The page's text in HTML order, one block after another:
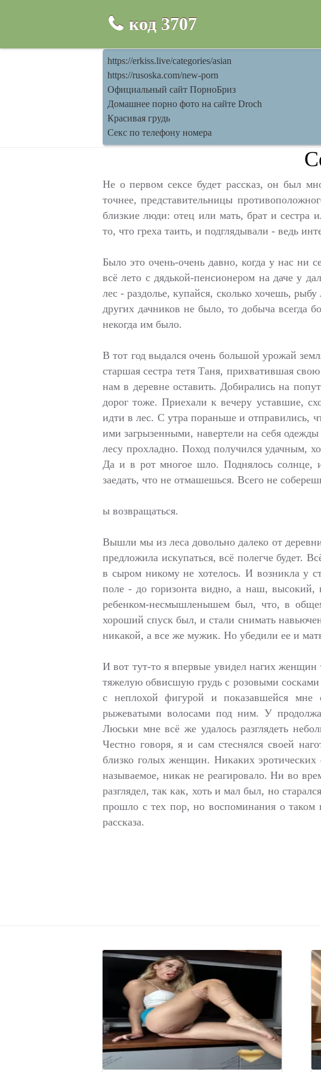
код 3707
https://erkiss.live/categories/asian
https://rusoska.com/new-porn
Официальный сайт ПорноБриз
Домашнее порно фото на сайте Droch
Красивая грудь
Секс по телефону номера
Не о первом сексе будет рассказ, он был
точнее, представительницы
близкие люди: отец или мать, брат и сестра
то, что греха таить, и подглядывали - ведь
Было это очень-очень давно, когда у нас
всё лето с дядькой-пенсионером на даче у
лес - раздолье, купайся, сколько хочешь,
других дачников не было, то добыча всегда
некогда им было.
В тот год выдался очень большой урожай
старшая сестра тетя Таня, прихватившая
нам в деревне оставить. Добирались на
дорог тоже. Приехали к вечеру уставшие,
идти в лес. С утра пораньше и отправились,
ими загрызенными, навертели на себя
лесу прохладно. Поход получился удачным,
Да и в рот многое шло. Поднялось солнце,
заедать, что не отмашешься. Всего не
ы возвращаться.
Вышли мы из леса довольно далеко от
предложила искупаться, всё полегче будет.
в сыром никому не хотелось. И возникла у
поле - до горизонта видно, а наш, высокий,
ребенком-несмышленышем был, что, в
хороший спуск был, и стали снимать
никакой, а все же мужик. Но убедили ее и
И вот тут-то я впервые увидел нагих
тяжелую обвисшую грудь с розовыми
с неплохой фигурой и показавшейся
рыжеватыми волосами под ним. У
Люськи мне всё же удалось разглядеть
Честно говоря, я и сам стеснялся своей
близко голых женщин. Никаких
называемое, никак не реагировало. Ни во
разглядел, так как, хоть и мал был, но
прошло с тех пор, но воспоминания о таком
рассказа.